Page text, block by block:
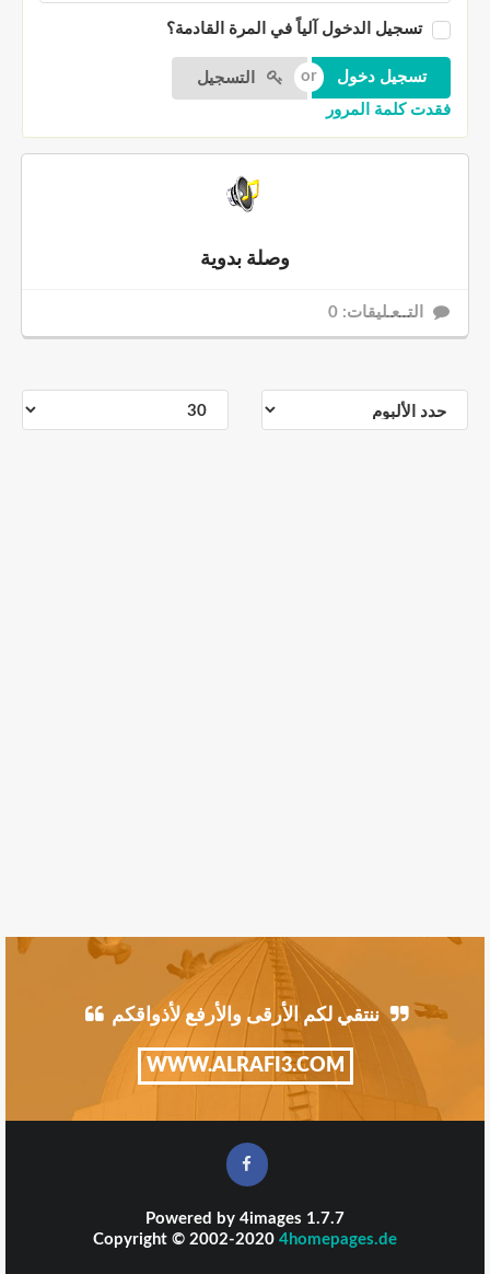
تسجيل الدخول آلياً في المرة القادمة؟
التسجيل
فقدت كلمة المرور
وصلة بدوية
التــعـليقات: 0
ننتقي لكم الأرقى والأرفع لأذواقكم
WWW.ALRAFI3.COM
Powered by 4images 1.7.7
Copyright © 2002-2020 4homepages.de